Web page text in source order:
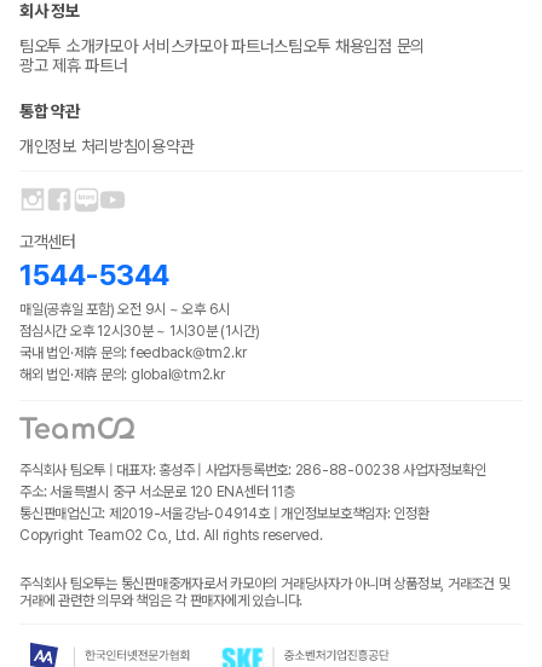
회사 정보
팀오투 소개카모아 서비스카모아 파트너스팀오투 채용입점 문의
광고 제휴 파트너
통합 약관
개인정보 처리방침이용약관
고객센터
1544-5344
매일(공휴일 포함) 오전 9시 ~ 오후 6시
점심시간 오후 12시30분 ~ 1시30분 (1시간)
국내 법인·제휴 문의: feedback@tm2.kr
해외 법인·제휴 문의: global@tm2.kr
주식회사 팀오투 | 대표자: 홍성주 | 사업자등록번호: 286-88-00238 사업자정보확인
주소: 서울특별시 중구 서소문로 120 ENA센터 11층
통신판매업신고: 제2019-서울강남-04914호 | 개인정보보호책임자: 인정환
Copyright TeamO2 Co., Ltd. All rights reserved.
주식회사 팀오투는 통신판매중개자로서 카모아의 거래당사자가 아니며 상품정보, 거래조건 및
거래에 관련한 의무와 책임은 각 판매자에게 있습니다.